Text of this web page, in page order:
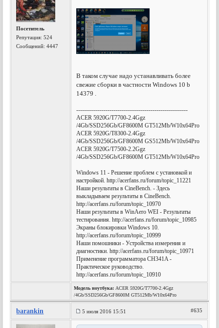
Посетитель
Репутация:524
Сообщений: 4447
В таком случае надо устанавливать более
свежие сборки в частности Windows 10 b
14379 .
---------------------------------------------------------
ACER 5920G/T7700-2.4Ggz
/4Gb/SSD256Gb/GF8600M GT512Mb/W10x64Pro
ACER 5920G/T8300-2.4Ggz
/4Gb/SSD256Gb/GF8600M GS512Mb/W10x64Pro
ACER 5920G/T7500-2.2Ggz
/4Gb/SSD256Gb/GF8600M GT512Mb/W10x64Pro
Windows 11 - Решение проблем с установкой и
настройкой. http://acerfans.ru/forum/topic_11221
Наши результаты в CineBench. - Здесь
выкладываем результаты в CineBench.
http://acerfans.ru/forum/topic_10970
Наши результаты в WinAero WEI - Результаты
тестирования. http://acerfans.ru/forum/topic_10985
Экраны блокировки Windows 10.
http://acerfans.ru/forum/topic_10999
Наши помошники - Устройства измерения и
диагностики. http://acerfans.ru/forum/topic_10971
Применение программатора CH341A -
Практическое руководство.
http://acerfans.ru/forum/topic_10910
Модель ноутбука: ACER 5920G/T7700-2.4Ggz
/4Gb/SSD256Gb/GF8600M GT512Mb/W10x64Pro
barankin 5 июля 2016 15:51 #635